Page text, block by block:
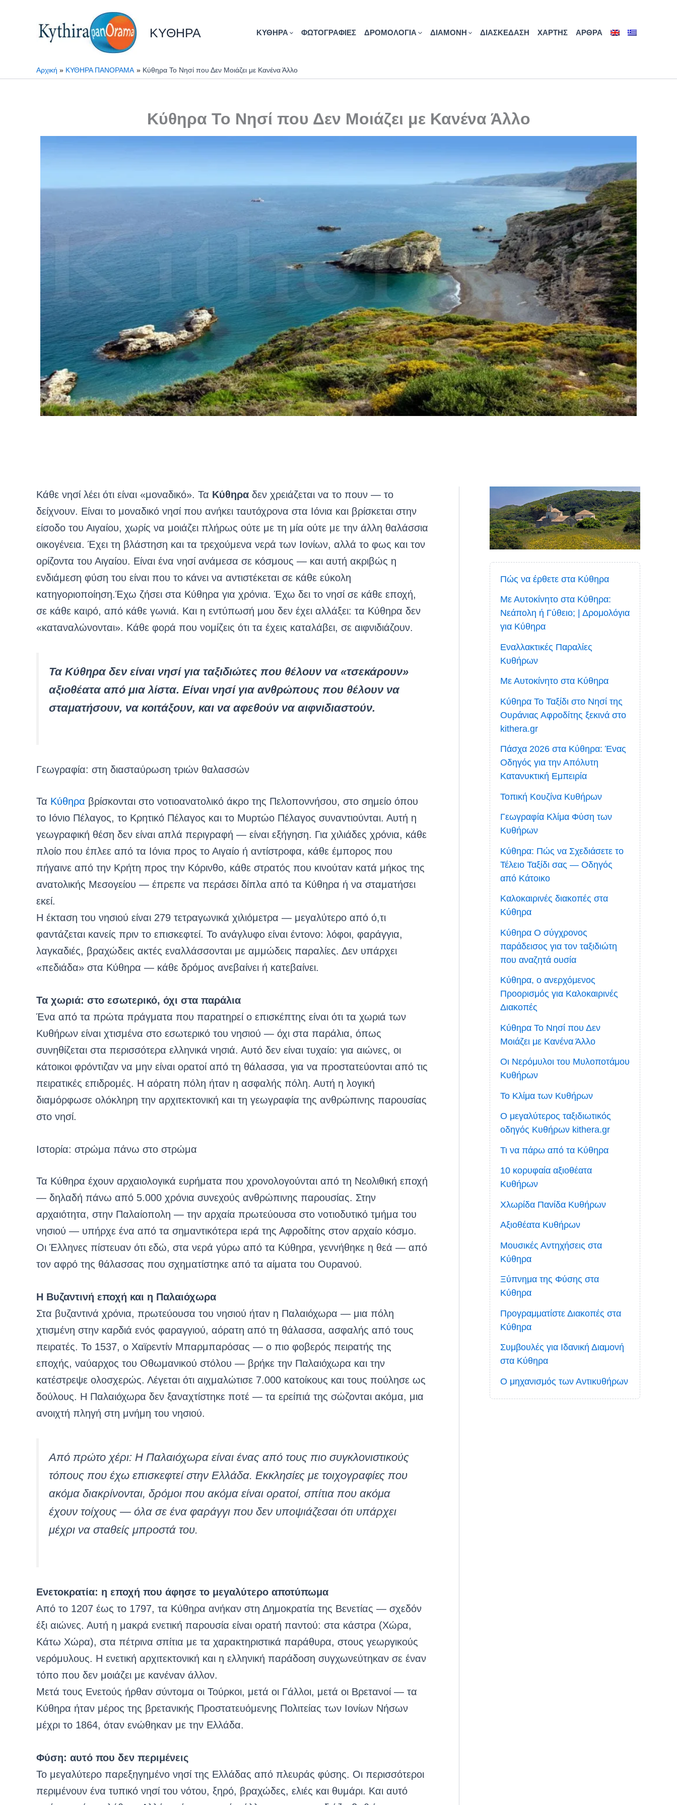
περιεχόμενο
ΚΥΘΗΡΑ ΚΥΘΗΡΑ ΦΩΤΟΓΡΑΦΙΕΣ ΔΡΟΜΟΛΟΓΙΑ ΔΙΑΜΟΝΗ ΔΙΑΣΚΕΔΑΣΗ ΧΑΡΤΗΣ ΑΡΘΡΑ
Αρχική ΚΥΘΗΡΑ ΠΑΝΟΡΑΜΑ Κύθηρα Το Νησί που Δεν Μοιάζει με Κανένα Άλλο
Κύθηρα Το Νησί που Δεν Μοιάζει με Κανένα Άλλο
Κάθε νησί λέει ότι είναι «μοναδικό». Τα Κύθηρα δεν χρειάζεται να το πουν — το
δείχνουν. Είναι το μοναδικό νησί που ανήκει ταυτόχρονα στα Ιόνια και βρίσκεται στην
είσοδο του Αιγαίου, χωρίς να μοιάζει πλήρως ούτε με τη μία ούτε με την άλλη θαλάσσια
οικογένεια. Έχει τη βλάστηση και τα τρεχούμενα νερά των Ιονίων, αλλά το φως και τον
ορίζοντα του Αιγαίου. Είναι ένα νησί ανάμεσα σε κόσμους — και αυτή ακριβώς η
ενδιάμεση φύση του είναι που το κάνει να αντιστέκεται σε κάθε εύκολη
κατηγοριοποίηση.Έχω ζήσει στα Κύθηρα για χρόνια. Έχω δει το νησί σε κάθε εποχή,
σε κάθε καιρό, από κάθε γωνιά. Και η εντύπωσή μου δεν έχει αλλάξει: τα Κύθηρα δεν
«καταναλώνονται». Κάθε φορά που νομίζεις ότι τα έχεις καταλάβει, σε αιφνιδιάζουν.
Τα Κύθηρα δεν είναι νησί για ταξιδιώτες που θέλουν να «τσεκάρουν»
αξιοθέατα από μια λίστα. Είναι νησί για ανθρώπους που θέλουν να
σταματήσουν, να κοιτάξουν, και να αφεθούν να αιφνιδιαστούν.
Γεωγραφία: στη διασταύρωση τριών θαλασσών
Τα Κύθηρα βρίσκονται στο νοτιοανατολικό άκρο της Πελοποννήσου, στο σημείο όπου
το Ιόνιο Πέλαγος, το Κρητικό Πέλαγος και το Μυρτώο Πέλαγος συναντιούνται. Αυτή η
γεωγραφική θέση δεν είναι απλά περιγραφή — είναι εξήγηση. Για χιλιάδες χρόνια, κάθε
πλοίο που έπλεε από τα Ιόνια προς το Αιγαίο ή αντίστροφα, κάθε έμπορος που
πήγαινε από την Κρήτη προς την Κόρινθο, κάθε στρατός που κινούταν κατά μήκος της
ανατολικής Μεσογείου — έπρεπε να περάσει δίπλα από τα Κύθηρα ή να σταματήσει
εκεί.
Η έκταση του νησιού είναι 279 τετραγωνικά χιλιόμετρα — μεγαλύτερο από ό,τι
φαντάζεται κανείς πριν το επισκεφτεί. Το ανάγλυφο είναι έντονο: λόφοι, φαράγγια,
λαγκαδιές, βραχώδεις ακτές εναλλάσσονται με αμμώδεις παραλίες. Δεν υπάρχει
«πεδιάδα» στα Κύθηρα — κάθε δρόμος ανεβαίνει ή κατεβαίνει.
Τα χωριά: στο εσωτερικό, όχι στα παράλια
Ένα από τα πρώτα πράγματα που παρατηρεί ο επισκέπτης είναι ότι τα χωριά των
Κυθήρων είναι χτισμένα στο εσωτερικό του νησιού — όχι στα παράλια, όπως
συνηθίζεται στα περισσότερα ελληνικά νησιά. Αυτό δεν είναι τυχαίο: για αιώνες, οι
κάτοικοι φρόντιζαν να μην είναι ορατοί από τη θάλασσα, για να προστατεύονται από τις
πειρατικές επιδρομές. Η αόρατη πόλη ήταν η ασφαλής πόλη. Αυτή η λογική
διαμόρφωσε ολόκληρη την αρχιτεκτονική και τη γεωγραφία της ανθρώπινης παρουσίας
στο νησί.
Ιστορία: στρώμα πάνω στο στρώμα
Τα Κύθηρα έχουν αρχαιολογικά ευρήματα που χρονολογούνται από τη Νεολιθική εποχή
— δηλαδή πάνω από 5.000 χρόνια συνεχούς ανθρώπινης παρουσίας. Στην
αρχαιότητα, στην Παλαίοπολη — την αρχαία πρωτεύουσα στο νοτιοδυτικό τμήμα του
νησιού — υπήρχε ένα από τα σημαντικότερα ιερά της Αφροδίτης στον αρχαίο κόσμο.
Οι Έλληνες πίστευαν ότι εδώ, στα νερά γύρω από τα Κύθηρα, γεννήθηκε η θεά — από
τον αφρό της θάλασσας που σχηματίστηκε από τα αίματα του Ουρανού.
Η Βυζαντινή εποχή και η Παλαιόχωρα
Στα βυζαντινά χρόνια, πρωτεύουσα του νησιού ήταν η Παλαιόχωρα — μια πόλη
χτισμένη στην καρδιά ενός φαραγγιού, αόρατη από τη θάλασσα, ασφαλής από τους
πειρατές. Το 1537, ο Χαϊρεντίν Μπαρμπαρόσας — ο πιο φοβερός πειρατής της
εποχής, ναύαρχος του Οθωμανικού στόλου — βρήκε την Παλαιόχωρα και την
κατέστρεψε ολοσχερώς. Λέγεται ότι αιχμαλώτισε 7.000 κατοίκους και τους πούλησε ως
δούλους. Η Παλαιόχωρα δεν ξαναχτίστηκε ποτέ — τα ερείπιά της σώζονται ακόμα, μια
ανοιχτή πληγή στη μνήμη του νησιού.
Από πρώτο χέρι: Η Παλαιόχωρα είναι ένας από τους πιο συγκλονιστικούς
τόπους που έχω επισκεφτεί στην Ελλάδα. Εκκλησίες με τοιχογραφίες που
ακόμα διακρίνονται, δρόμοι που ακόμα είναι ορατοί, σπίτια που ακόμα
έχουν τοίχους — όλα σε ένα φαράγγι που δεν υποψιάζεσαι ότι υπάρχει
μέχρι να σταθείς μπροστά του.
Ενετοκρατία: η εποχή που άφησε το μεγαλύτερο αποτύπωμα
Από το 1207 έως το 1797, τα Κύθηρα ανήκαν στη Δημοκρατία της Βενετίας — σχεδόν
έξι αιώνες. Αυτή η μακρά ενετική παρουσία είναι ορατή παντού: στα κάστρα (Χώρα,
Κάτω Χώρα), στα πέτρινα σπίτια με τα χαρακτηριστικά παράθυρα, στους γεωργικούς
νερόμυλους. Η ενετική αρχιτεκτονική και η ελληνική παράδοση συγχωνεύτηκαν σε έναν
τόπο που δεν μοιάζει με κανέναν άλλον.
Μετά τους Ενετούς ήρθαν σύντομα οι Τούρκοι, μετά οι Γάλλοι, μετά οι Βρετανοί — τα
Κύθηρα ήταν μέρος της βρετανικής Προστατευόμενης Πολιτείας των Ιονίων Νήσων
μέχρι το 1864, όταν ενώθηκαν με την Ελλάδα.
Φύση: αυτό που δεν περιμένεις
Το μεγαλύτερο παρεξηγημένο νησί της Ελλάδας από πλευράς φύσης. Οι περισσότεροι
περιμένουν ένα τυπικό νησί του νότου, ξηρό, βραχώδες, ελιές και θυμάρι. Και αυτό
Πώς να έρθετε στα Κύθηρα
Με Αυτοκίνητο στα Κύθηρα:
Νεάπολη ή Γύθειο; | Δρομολόγια
για Κύθηρα
Εναλλακτικές Παραλίες
Κυθήρων
Με Αυτοκίνητο στα Κύθηρα
Κύθηρα Το Ταξίδι στο Νησί της
Ουράνιας Αφροδίτης ξεκινά στο
kithera.gr
Πάσχα 2026 στα Κύθηρα: Ένας
Οδηγός για την Απόλυτη
Κατανυκτική Εμπειρία
Τοπική Κουζίνα Κυθήρων
Γεωγραφία Κλίμα Φύση των
Κυθήρων
Κύθηρα: Πώς να Σχεδιάσετε το
Τέλειο Ταξίδι σας — Οδηγός
από Κάτοικο
Καλοκαιρινές διακοπές στα
Κύθηρα
Κύθηρα Ο σύγχρονος
παράδεισος για τον ταξιδιώτη
που αναζητά ουσία
Κύθηρα, ο ανερχόμενος
Προορισμός για Καλοκαιρινές
Διακοπές
Κύθηρα Το Νησί που Δεν
Μοιάζει με Κανένα Άλλο
Οι Νερόμυλοι του Μυλοποτάμου
Κυθήρων
Το Κλίμα των Κυθήρων
Ο μεγαλύτερος ταξιδιωτικός
οδηγός Κυθήρων kithera.gr
Τι να πάρω από τα Κύθηρα
10 κορυφαία αξιοθέατα
Κυθήρων
Χλωρίδα Πανίδα Κυθήρων
Αξιοθέατα Κυθήρων
Μουσικές Αντηχήσεις στα
Κύθηρα
Ξύπνημα της Φύσης στα
Κύθηρα
Προγραμματίστε Διακοπές στα
Κύθηρα
Συμβουλές για Ιδανική Διαμονή
στα Κύθηρα
Ο μηχανισμός των Αντικυθήρων